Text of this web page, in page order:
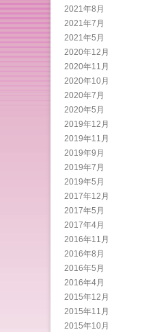
2021年8月
2021年7月
2021年5月
2020年12月
2020年11月
2020年10月
2020年7月
2020年5月
2019年12月
2019年11月
2019年9月
2019年7月
2019年5月
2017年12月
2017年5月
2017年4月
2016年11月
2016年8月
2016年5月
2016年4月
2015年12月
2015年11月
2015年10月